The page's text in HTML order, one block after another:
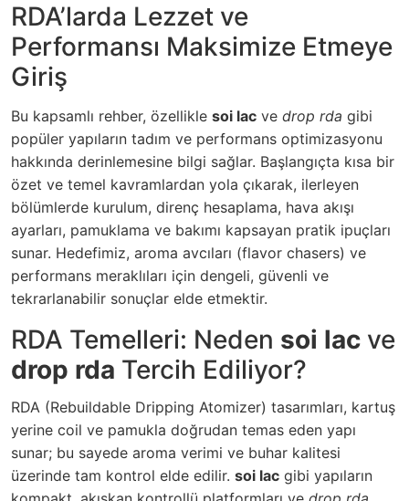
RDA’larda Lezzet ve
Performansı Maksimize Etmeye
Giriş
Bu kapsamlı rehber, özellikle soi lac ve drop rda gibi
popüler yapıların tadım ve performans optimizasyonu
hakkında derinlemesine bilgi sağlar. Başlangıçta kısa bir
özet ve temel kavramlardan yola çıkarak, ilerleyen
bölümlerde kurulum, direnç hesaplama, hava akışı
ayarları, pamuklama ve bakımı kapsayan pratik ipuçları
sunar. Hedefimiz, aroma avcıları (flavor chasers) ve
performans meraklıları için dengeli, güvenli ve
tekrarlanabilir sonuçlar elde etmektir.
RDA Temelleri: Neden soi lac ve
drop rda Tercih Ediliyor?
RDA (Rebuildable Dripping Atomizer) tasarımları, kartuş
yerine coil ve pamukla doğrudan temas eden yapı
sunar; bu sayede aroma verimi ve buhar kalitesi
üzerinde tam kontrol elde edilir. soi lac gibi yapıların